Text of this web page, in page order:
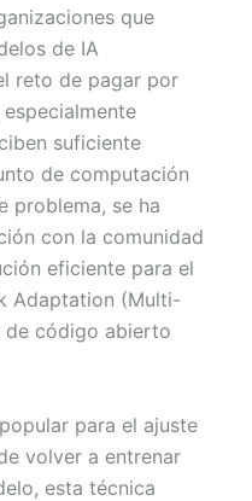
que
de IA
reto de pagar por
suficiente
de computación
problema, se ha
con la comunidad
eficiente para el
Adaptation (Multi-
de código abierto
para el ajuste
volver a entrenar
esta técnica